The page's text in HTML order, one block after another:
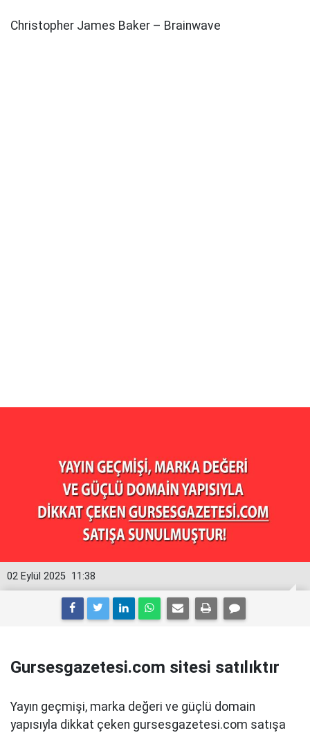
Christopher James Baker – Brainwave
11:38
02 Eylül 2025
Gursesgazetesi.com sitesi satılıktır
Yayın geçmişi, marka değeri ve güçlü domain
yapısıyla dikkat çeken gursesgazetesi.com satışa